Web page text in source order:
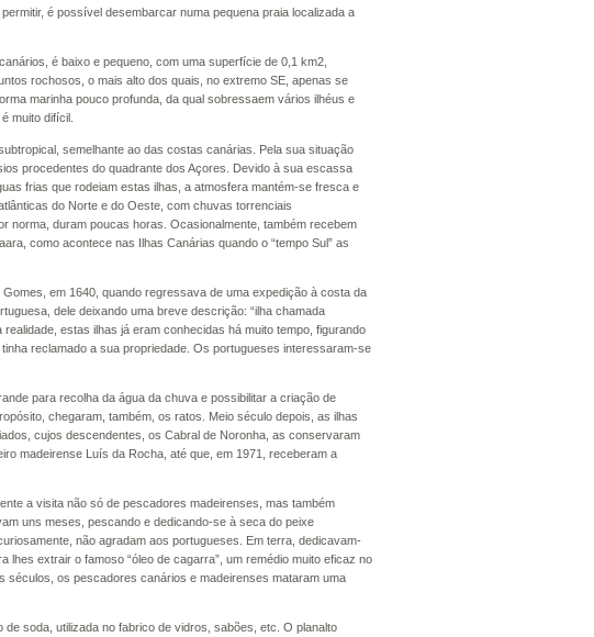
é possível desembarcar numa pequena praia localizada a
é baixo e pequeno, com uma superfície de 0,1 km2,
rochosos, o mais alto dos quais, no extremo SE, apenas se
marinha pouco profunda, da qual sobressaem vários ilhéus e
muito difícil.
semelhante ao das costas canárias. Pela sua situação
procedentes do quadrante dos Açores. Devido à sua escassa
frias que rodeiam estas ilhas, a atmosfera mantém-se fresca e
do Norte e do Oeste, com chuvas torrenciais
norma, duram poucas horas. Ocasionalmente, também recebem
como acontece nas Ilhas Canárias quando o “tempo Sul” as
em 1640, quando regressava de uma expedição à costa da
dele deixando uma breve descrição: “ilha chamada
estas ilhas já eram conhecidas há muito tempo, figurando
reclamado a sua propriedade. Os portugueses interessaram-se
para recolha da água da chuva e possibilitar a criação de
chegaram, também, os ratos. Meio século depois, as ilhas
cujos descendentes, os Cabral de Noronha, as conservaram
madeirense Luís da Rocha, até que, em 1971, receberam a
a visita não só de pescadores madeirenses, mas também
uns meses, pescando e dedicando-se à seca do peixe
não agradam aos portugueses. Em terra, dedicavam-
extrair o famoso “óleo de cagarra”, um remédio muito eficaz no
séculos, os pescadores canários e madeirenses mataram uma
soda, utilizada no fabrico de vidros, sabões, etc. O planalto